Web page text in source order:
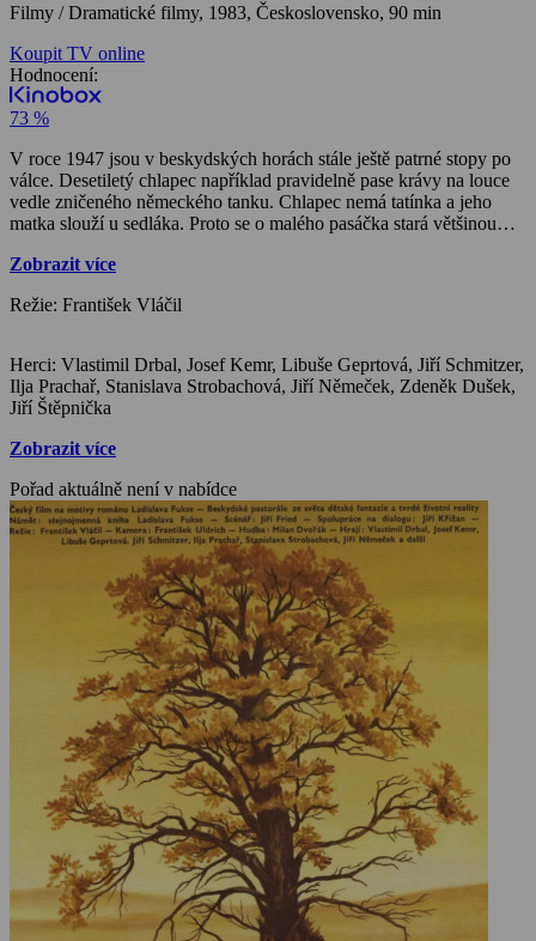
Filmy / Dramatické filmy, 1983, Československo, 90 min
Koupit TV online
Hodnocení:
73 %
V roce 1947 jsou v beskydských horách stále ještě patrné stopy po
válce. Desetiletý chlapec například pravidelně pase krávy na louce
vedle zničeného německého tanku. Chlapec nemá tatínka a jeho
matka slouží u sedláka. Proto se o malého pasáčka stará většinou
štípat dříví. Jednoho večera potká v lese dvě tajemné postavy. Myslí
pohádku mu vyprávěl děda. Ve skutečnosti jsou to však banderovci,
rabování ve vesnici… Baladický snímek natočil na motivy románu
Ladislava Fukse František Vláčil v roce 1983.
Zobrazit více
Režie: František Vláčil
Herci: Vlastimil Drbal, Josef Kemr, Libuše Geprtová, Jiří Schmitzer,
Ilja Prachař, Stanislava Strobachová, Jiří Němeček, Zdeněk Dušek,
Jiří Štěpnička
Zobrazit více
Pořad aktuálně není v nabídce